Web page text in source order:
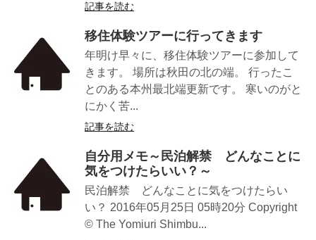
記事を読む
移住体験ツアーに行ってきます
年明け早々に、移住体験ツアーに参加して
きます。 場所は秋田の北の端。 行ったこ
とのある本州最北端更新です。 寒いのがと
にかく苦...
記事を読む
自分用メモ～民泊解禁 どんなことに
気をつけたらいい？～
民泊解禁 どんなことに気をつけたらい
い？ 2016年05月25日 05時20分 Copyright
© The Yomiuri Shimbu...